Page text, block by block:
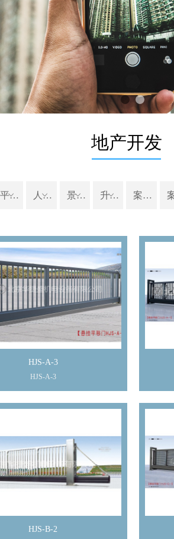
地产开发
ꀁ
平移门 ꀁ
人行通道管理系统 ꀁ
景观配套设施 ꀁ
升降柱系列 案例电动伸缩门
HJS-A-3
HJS-A-3
HJS-B-2